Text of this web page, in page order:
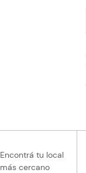
Encontrá tu local
más cercano